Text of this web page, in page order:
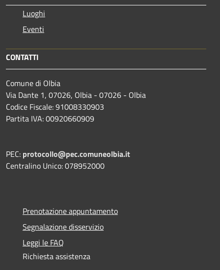
Luoghi
Eventi
CONTATTI
Comune di Olbia
Via Dante 1, 07026, Olbia - 07026 - Olbia
Codice Fiscale: 91008330903
Partita IVA: 00920660909
PEC: protocollo@pec.comuneolbia.it
Centralino Unico: 078952000
Prenotazione appuntamento
Segnalazione disservizio
Leggi le FAQ
Richiesta assistenza